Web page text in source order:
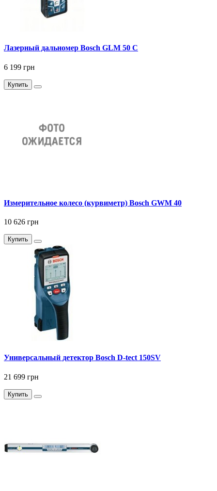
Лазерный дальномер Bosch GLM 50 C
6 199 грн
Купить
Измерительное колесо (курвиметр) Bosch GWM 40
10 626 грн
Купить
Универсальный детектор Bosch D-tect 150SV
21 699 грн
Купить